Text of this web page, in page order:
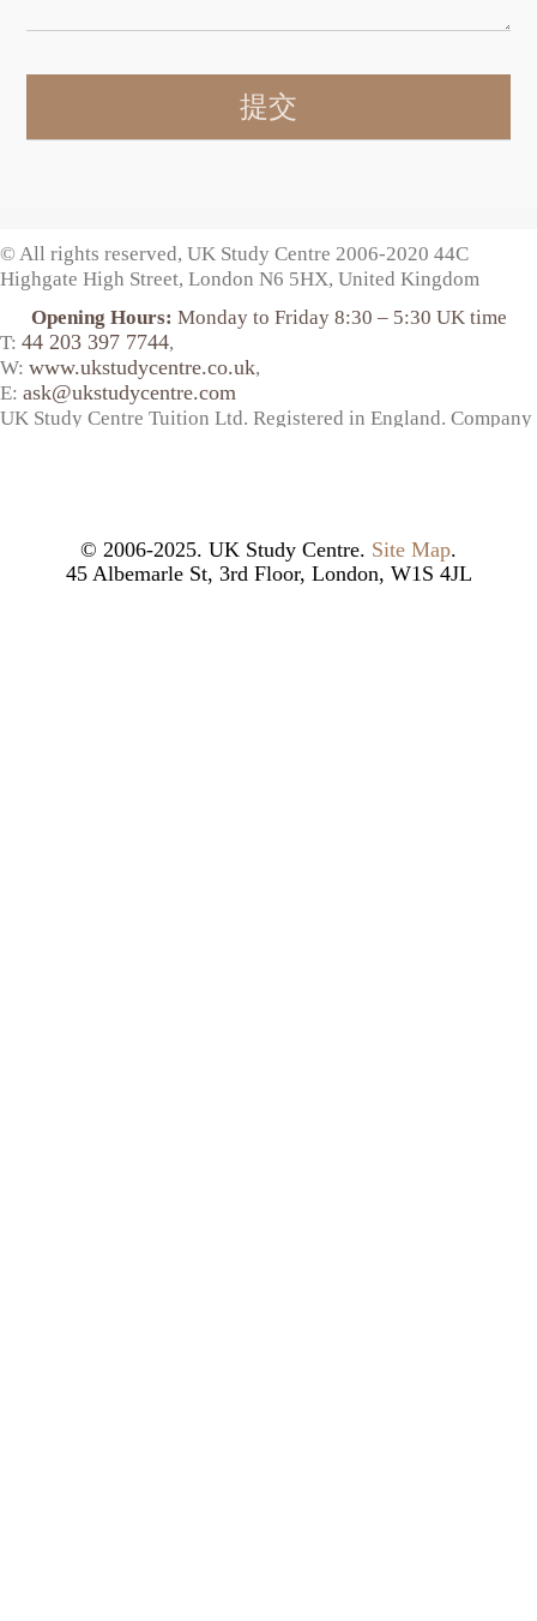
© All rights reserved, UK Study Centre 2006-2020 44C
Highgate High Street, London N6 5HX, United Kingdom
Opening Hours: Monday to Friday 8:30 – 5:30 UK time
T: 44 203 397 7744,
W: www.ukstudycentre.co.uk,
E: ask@ukstudycentre.com
UK Study Centre Tuition Ltd. Registered in England. Company
© 2006-2025. UK Study Centre. Site Map.
45 Albemarle St, 3rd Floor, London, W1S 4JL